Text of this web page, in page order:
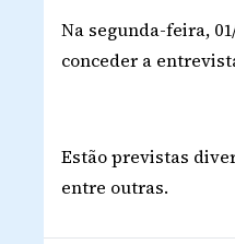
Na segunda-feira,
conceder a
Estão previstas
entre outras.